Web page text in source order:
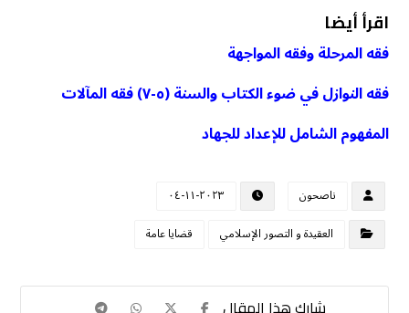
اقرأ أيضا
فقه المرحلة وفقه المواجهة
فقه النوازل في ضوء الكتاب والسنة (٥-٧) فقه المآلات
المفهوم الشامل للإعداد للجهاد
ناصحون
٢٠٢٣-١١-٠٤
العقيدة و التصور الإسلامي
قضايا عامة